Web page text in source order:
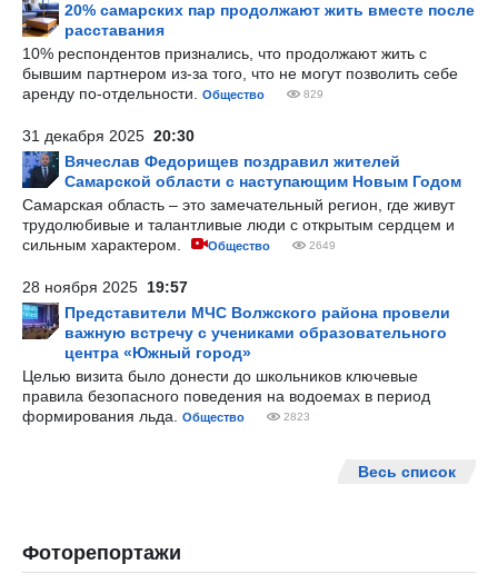
20% самарских пар продолжают жить вместе после
расставания
10% респондентов признались, что продолжают жить с
бывшим партнером из-за того, что не могут позволить себе
аренду по-отдельности.
Общество 829
31 декабря 2025 20:30
Вячеслав Федорищев поздравил жителей
Самарской области с наступающим Новым Годом
Самарская область – это замечательный регион, где живут
трудолюбивые и талантливые люди с открытым сердцем и
сильным характером.
Общество 2649
28 ноября 2025 19:57
Представители МЧС Волжского района провели
важную встречу с учениками образовательного
центра «Южный город»
Целью визита было донести до школьников ключевые
правила безопасного поведения на водоемах в период
формирования льда.
Общество 2823
Весь список
Фоторепортажи